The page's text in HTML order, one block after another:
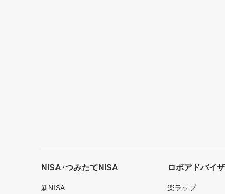
NISA･つみたてNISA
新NISA
ロボアドバイ
楽ラップ